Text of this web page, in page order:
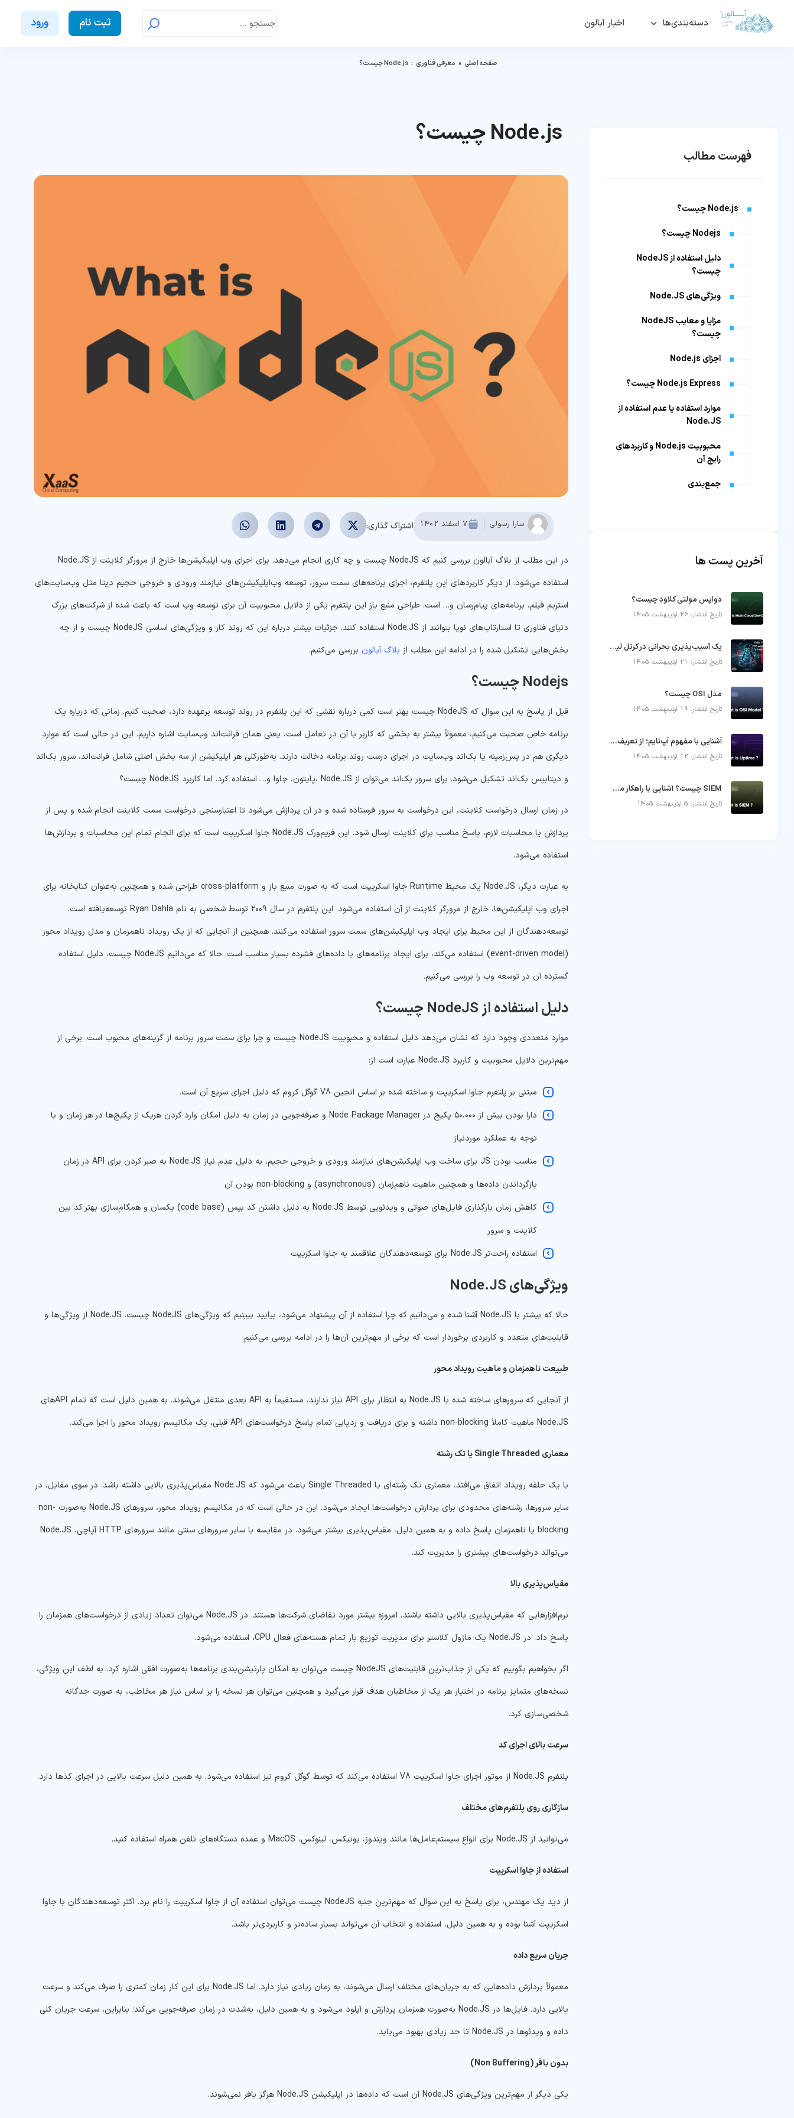
دسته‌بندی‌ها اخبار آبالون ورود ثبت نام
صفحه اصلی » معرفی فناوری : Node.js چیست؟
Node.js چیست؟
سارا رسولی 7 اسفند 1402 اشتراک گذاری:
در این مطلب از بلاگ آبالون بررسی کنیم که NodeJS چیست و چه کاری انجام می‌دهد. برای اجرای وب اپلیکیشن‌ها خارج از مرورگر کلاینت از Node.JS
استفاده می‌شود. از دیگر کاربردهای این پلتفرم، اجرای برنامه‌های سمت سرور، توسعه وب‌اپلیکیشن‌های نیازمند ورودی و خروجی حجیم دیتا مثل وب‌سایت‌های
استریم فیلم، برنامه‌های پیام‌رسان و… است. طراحی منبع باز این پلتفرم یکی از دلایل محبوبیت آن برای توسعه وب است که باعث شده از شرکت‌های بزرگ
دنیای فناوری تا استارتاپ‌های نوپا بتوانند از Node.JS استفاده کنند. جزئیات بیشتر درباره این که روند کار و ویژگی‌های اساسی NodeJS چیست و از چه
بخش‌هایی تشکیل شده را در ادامه این مطلب از بلاگ آبالون بررسی می‌کنیم.
Nodejs چیست؟
قبل از پاسخ به این سوال که NodeJS چیست بهتر است کمی درباره نقشی که این پلتفرم در روند توسعه برعهده دارد، صحبت کنیم. زمانی که درباره یک
برنامه خاص صحبت می‌کنیم، معمولاً بیشتر به بخشی که کاربر با آن در تعامل است، یعنی همان فرانت‌اند وب‌سایت اشاره داریم. این در حالی است که موارد
دیگری هم در پس‌زمینه یا بک‌اند وب‌سایت در اجرای درست روند برنامه دخالت دارند. به‌طورکلی هر اپلیکیشن از سه بخش اصلی شامل فرانت‌اند، سرور بک‌اند
و دیتابیس بک‌اند تشکیل می‌شود. برای سرور بک‌اند می‌توان از Node.JS ،پایتون، جاوا و… استفاده کرد. اما کاربرد NodeJS چیست؟
در زمان ارسال درخواست کلاینت، این درخواست به سرور فرستاده شده و در آن پردازش می‌شود تا اعتبارسنجی درخواست سمت کلاینت انجام شده و پس از
پردازش یا محاسبات لازم، پاسخ مناسب برای کلاینت ارسال شود. این فریم‌ورک Node.JS جاوا اسکریپت است که برای انجام تمام این محاسبات و پردازش‌ها
استفاده می‌شود.
به عبارت دیگر، Node.JS یک محیط Runtime جاوا اسکریپت است که به صورت منبع باز و cross-platform طراحی شده و همچنین به‌عنوان کتابخانه برای
اجرای وب اپلیکیشن‌ها، خارج از مرورگر کلاینت از آن استفاده می‎‌شود. این پلتفرم در سال ۲۰۰۹ توسط شخصی به نام Ryan Dahla توسعه‌یافته است.
توسعه‌دهندگان از این محیط برای ایجاد وب اپلیکیشن‌های سمت سرور استفاده می‌کنند. همچنین از آنجایی که از یک رویداد ناهمزمان و مدل رویداد محور
(event-driven model) استفاده می‌کند، برای ایجاد برنامه‌های با داده‌های فشرده بسیار مناسب است. حالا که می‌دانیم NodeJS چیست، دلیل استفاده
گسترده آن در توسعه وب را بررسی می‌کنیم.
دلیل استفاده از NodeJS چیست؟
موارد متعددی وجود دارد که نشان می‌دهد دلیل استفاده و محبوبیت NodeJS چیست و چرا برای سمت سرور برنامه از گزینه‌های محبوب است. برخی از
مهم‌ترین دلایل محبوبیت و کاربرد Node.JS عبارت است از:
مبتنی بر پلتفرم جاوا اسکریپت و ساخته شده بر اساس انجین V8 گوگل کروم که دلیل اجرای سریع آن است.
دارا بودن بیش از ۵۰،۰۰۰ پکیج در Node Package Manager و صرفه‌جویی در زمان به دلیل امکان وارد کردن هریک از پکیج‌ها در هر زمان و با
توجه به عملکرد موردنیاز
مناسب بودن JS برای ساخت وب اپلیکیشن‌های نیازمند ورودی و خروجی حجیم، به دلیل عدم نیاز Node.JS به صبر کردن برای API در زمان
بازگرداندن داده‌ها و همچنین ماهیت ناهم‌زمان (asynchronous) و non-blocking بودن آن
کاهش زمان بارگذاری فایل‌های صوتی و ویدئویی توسط Node.JS به دلیل داشتن کد بیس (code base) یکسان و همگام‌سازی بهتر کد بین
کلاینت و سرور
استفاده راحت‌تر Node.JS برای توسعه‌دهندگان علاقمند به جاوا اسکریپت
ویژگی‌های Node.JS
حالا که بیشتر با Node.JS آشنا شده و می‌دانیم که چرا استفاده از آن پیشنهاد می‌شود، بیایید ببینیم که ویژگی‌های NodeJS چیست. Node.JS از ویژگی‌ها و
قابلیت‌های متعدد و کاربردی برخوردار است که برخی از مهم‌ترین آن‌ها را در ادامه بررسی می‌کنیم.
طبیعتناهمزمان و ماهیت رویداد محور
از آنجایی که سرورهای ساخته شده با Node.JS به انتظار برای API نیاز ندارند، مستقیماً به API بعدی منتقل می‌شوند. به همین دلیل است که تمام APIهای
Node.JS ماهیت کاملاً non-blocking داشته و برای دریافت و ردیابی تمام پاسخ درخواست‌های API قبلی، یک مکانیسم رویداد محور را اجرا می‌کند.
معماری Single Threadedیا تک رشته
با یک حلقه رویداد اتفاق می‌افتد، معماری تک رشته‌ای یا Single Threaded باعث می‌شود که Node.JS مقیاس‌پذیری بالایی داشته باشد. در سوی مقابل، در
سایر سرورها، رشته‌های محدودی برای پردازش درخواست‌ها ایجاد می‌شود. این در حالی است که در مکانیسم رویداد محور، سرورهای Node.JS به‌صورت non-
blocking یا ناهمزمان پاسخ داده و به همین دلیل، مقیاس‌پذیری بیشتر می‌‎شود. در مقایسه با سایر سرورهای سنتی مانند سرورهای HTTP آپاچی، Node.JS
می‌تواند درخواست‌های بیشتری را مدیریت کند.
مقیاس‌پذیری بالا
نرم‌افزارهایی که مقیاس‌پذیری بالایی داشته باشند، امروزه بیشتر مورد تقاضای شرکت‌ها هستند. در Node.JS می‌توان تعداد زیادی از درخواست‌های همزمان را
پاسخ داد. در Node.JS یک ماژول کلاستر برای مدیریت توزیع بار تمام هسته‌های فعال CPU، استفاده می‌شود.
اگر بخواهیم بگوییم که یکی از جذاب‌ترین قابلیت‌های NodeJS چیست می‌توان به امکان پارتیشن‌بندی برنامه‌ها به‌صورت افقی اشاره کرد. به لطف این ویژگی،
نسخه‌های متمایز برنامه در اختیار هر یک از مخاطبان هدف قرار می‌گیرد و همچنین می‌توان هر نسخه را بر اساس نیاز هر مخاطب، به صورت جدگانه
شخصی‌سازی کرد.
سرعت بالای اجرای کد
پلتفرم Node.JS از موتور اجرای جاوا اسکریپت V8 استفاده می‌کند که توسط گوگل کروم نیز استفاده می‌شود. به همین دلیل سرعت بالایی در اجرای کدها دارد.
سازگاری روی پلتفرم‌های مختلف
می‌توانید از Node.JS برای انواع سیستم‌عامل‌ها مانند ویندوز، یونیکس، لینوکس، MacOS و عمده دستگاه‌های تلفن همراه استفاده کنید.
استفاده از جاوا اسکریپت
از دید یک مهندس، برای پاسخ به این سوال که مهم‌ترین جنبه NodeJS چیست می‌توان استفاده آن از جاوا اسکریپت را نام برد. اکثر توسعه‌دهندگان با جاوا
اسکریپت آشنا بوده و به همین دلیل، استفاده و انتخاب آن می‌تواند بسیار ساده‌تر و کاربردی‌تر باشد.
جریان سریع داده
معمولاً پردازش داده‌هایی که به جریان‌های مختلف ارسال می‌شوند، به زمان زیادی نیاز دارد. اما Node.JS برای این کار زمان کمتری را صرف می‌کند و سرعت
بالایی دارد. فایل‌ها در Node.JS به‌صورت همزمان پردازش و آپلود می‌شود و به همین دلیل، به‌شدت در زمان صرفه‌جویی می‌کند؛ بنابراین، سرعت جریان کلی
داده و ویدئوها در Node.JS تا حد زیادی بهبود می‌یابد.
بدون بافر (Non Buffering
)
یکی دیگر از مهم‌ترین ویژگی‌های Node.JS آن است که داده‌ها در اپلیکیشن Node.JS هرگز بافر نمی‌‍شوند.
فهرست مطالب
Node.js چیست؟
Nodejs چیست؟
دلیل استفاده از NodeJS
چیست؟
ویژگی‌های Node.JS
مزایا و معایب NodeJS
چیست؟
اجزای Node.js
Node.js Express چیست؟
موارد استفاده یا عدم استفاده از
Node.JS
محبوبیت Node.js و کاربردهای
رایج آن
جمع‌بندی
آخرین پست ها
دواپس مولتی کلاود چیست؟
تاریخ انتشار: 26 اردیبهشت 1405
یک آسیب‌پذیری بحرانی در کرنل لینوکس که می‌تواند کنترل زیرساخت را در چند ثانیه از دست خارج کند
تاریخ انتشار: 21 اردیبهشت 1405
مدل OSI چیست؟
تاریخ انتشار: 19 اردیبهشت 1405
آشنایی با مفهوم آپ‌تایم؛ از تعریف تا دلایل قطعی سرور
تاریخ انتشار: 12 اردیبهشت 1405
SIEM چیست؟ آشنایی با راهکار مدیریت اطلاعات و رویدادهای امنیتی
تاریخ انتشار: 5 اردیبهشت 1405